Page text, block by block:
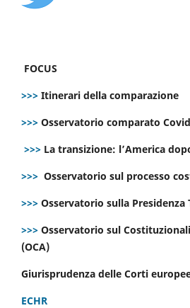
FOCUS
>>> Itinerari della comparazione
>>> Osservatorio comparato
>>> La transizione: l’America
>>> Osservatorio sul processo
>>> Osservatorio sulla Presidenza
>>> Osservatorio sul
(OCA)
Giurisprudenza delle Corti
ECHR